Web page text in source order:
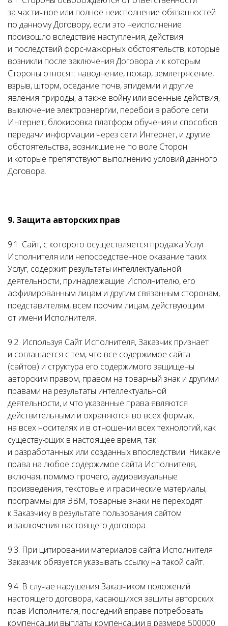
за частичное или полное неисполнение обязанностей
по данному Договору, если это неисполнение
произошло вследствие наступления, действия
и последствий форс-мажорных обстоятельств, которые
возникли после заключения Договора и к которым
Стороны относят: наводнение, пожар, землетрясение,
взрыв, шторм, оседание почв, эпидемии и другие
явления природы, а также войну или военные действия,
выключение электроэнергии, перебои в работе сети
Интернет, блокировка платформ обучения и способов
передачи информации через сети Интернет, и другие
обстоятельства, возникшие не по воле Сторон
и которые препятствуют выполнению условий данного
Договора.
9. Защита авторских прав
9.1. Сайт, с которого осуществляется продажа Услуг
Исполнителя или непосредственное оказание таких
Услуг, содержит результаты интеллектуальной
деятельности, принадлежащие Исполнителю, его
аффилированным лицам и другим связанным сторонам,
представителям, всем прочим лицам, действующим
от имени Исполнителя.
9.2. Используя Сайт Исполнителя, Заказчик признает
и соглашается с тем, что все содержимое сайта
(сайтов) и структура его содержимого защищены
авторским правом, правом на товарный знак и другими
правами на результаты интеллектуальной
деятельности, и что указанные права являются
действительными и охраняются во всех формах,
на всех носителях и в отношении всех технологий, как
существующих в настоящее время, так
и разработанных или созданных впоследствии. Никакие
права на любое содержимое сайта Исполнителя,
включая, помимо прочего, аудиовизуальные
произведения, текстовые и графические материалы,
программы для ЭВМ, товарные знаки не переходят
к Заказчику в результате пользования сайтом
и заключения настоящего договора.
9.3. При цитировании материалов сайта Исполнителя
Заказчик обязуется указывать ссылку на такой сайт.
9.4. В случае нарушения Заказчиком положений
настоящего договора, касающихся защиты авторских
прав Исполнителя, последний вправе потребовать
компенсации выплаты компенсации в размере 500000